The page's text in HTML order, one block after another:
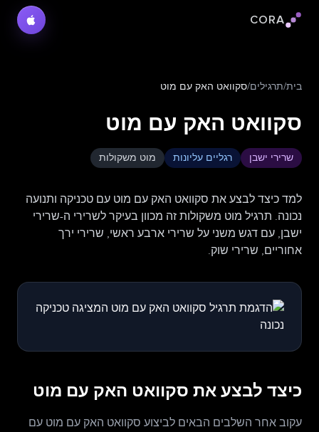
לוגו Cora
CORA
בית/תרגילים/סקוואט האק עם מוט
סקוואט האק עם מוט
שרירי ישבן רגליים עליונות מוט משקולות
למד כיצד לבצע את סקוואט האק עם מוט עם טכניקה ותנועה
נכונה. תרגיל מוט משקולות זה מכוון בעיקר לשרירי ה-שרירי
ישבן, עם דגש משני על שרירי ארבע ראשי, שרירי ירך
אחוריים, שרירי שוק.
כיצד לבצע את סקוואט האק עם מוט
עקוב אחר השלבים הבאים לביצוע סקוואט האק עם מוט עם